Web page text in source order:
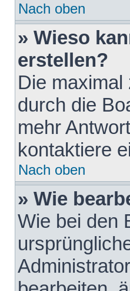
Nach oben
» Wieso
erstellen?
Die
durch die
mehr
kontaktiere
Nach oben
» Wie
Wie bei den